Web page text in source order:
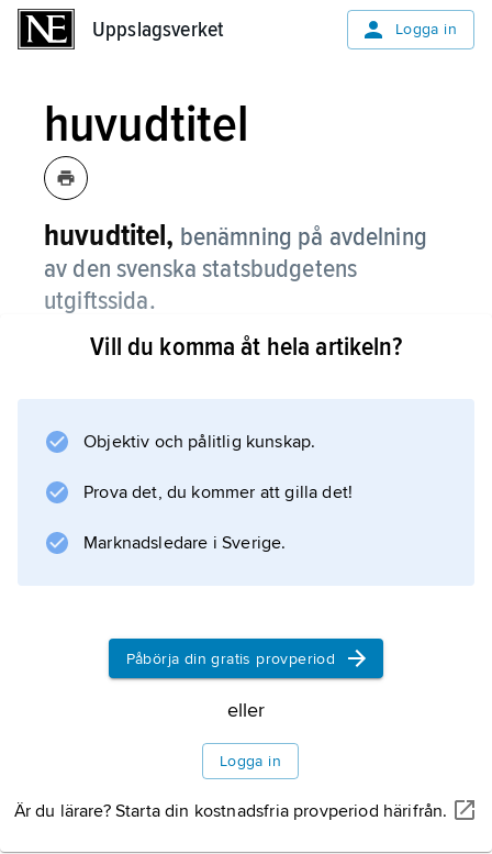
Uppslagsverket Logga in
huvudtitel
huvudtitel, benämning på avdelning
av den svenska statsbudgetens
utgiftssida.
Information om artikeln
Vill du komma åt hela artikeln?
Objektiv och pålitlig kunskap.
Prova det, du kommer att gilla det!
Marknadsledare i Sverige.
Påbörja din gratis provperiod
eller
Logga in
Är du lärare? Starta din kostnadsfria provperiod härifrån.